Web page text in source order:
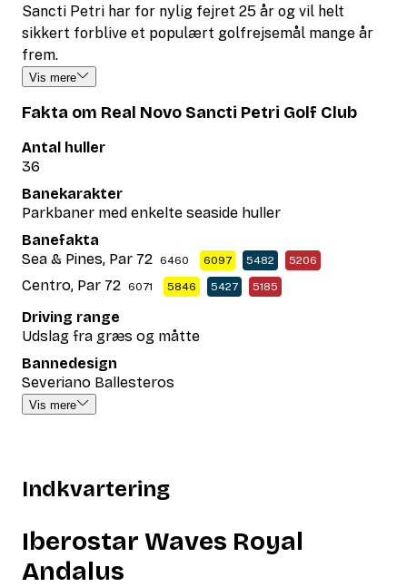
Sancti Petri har for nylig fejret 25 år og vil helt
sikkert forblive et populært golfrejsemål mange år
frem.
Vis mere
Fakta om Real Novo Sancti Petri Golf Club
Antal huller
36
Banekarakter
Parkbaner med enkelte seaside huller
Banefakta
Sea & Pines, Par 72 6460 6097 5482 5206
Centro, Par 72 6071 5846 5427 5185
Driving range
Udslag fra græs og måtte
Bannedesign
Severiano Ballesteros
Vis mere
Indkvartering
Iberostar Waves Royal
Andalus